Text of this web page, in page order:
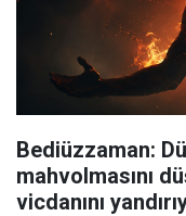
Bediüzzaman:
mahvolmasını
vicdanını